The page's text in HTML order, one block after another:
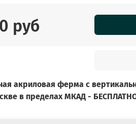
руб
акриловая ферма с
в пределах МКАД -